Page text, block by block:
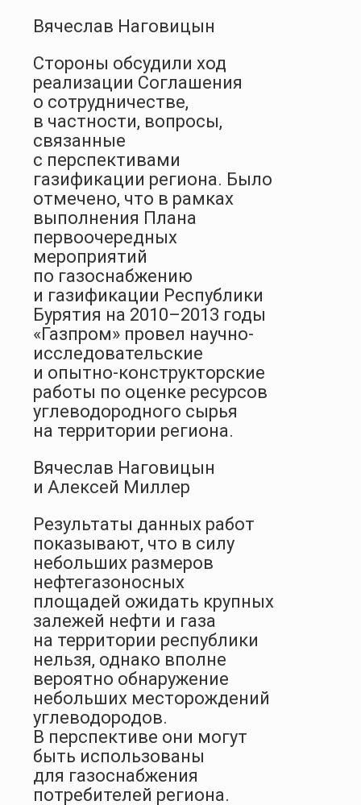
Вячеслав Наговицын
Стороны обсудили ход
реализации Соглашения
о сотрудничестве,
в частности, вопросы,
связанные
с перспективами
газификации региона. Было
отмечено, что в рамках
выполнения Плана
первоочередных
мероприятий
по газоснабжению
и газификации Республики
Бурятия на 2010–2013 годы
«Газпром» провел научно-
исследовательские
и опытно-конструкторские
работы по оценке ресурсов
углеводородного сырья
на территории региона.
Вячеслав Наговицын
и Алексей Миллер
Результаты данных работ
показывают, что в силу
небольших размеров
нефтегазоносных
площадей ожидать крупных
залежей нефти и газа
на территории республики
нельзя, однако вполне
вероятно обнаружение
небольших месторождений
углеводородов.
В перспективе они могут
быть использованы
для газоснабжения
потребителей региона.